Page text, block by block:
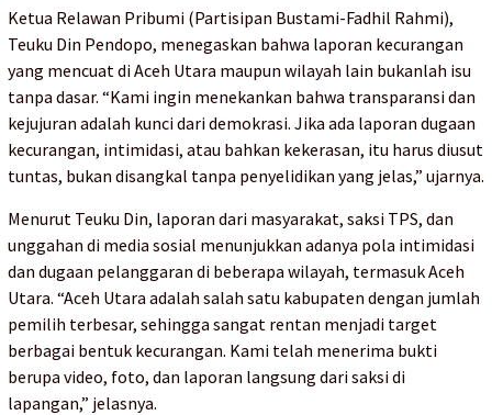
Ketua Relawan Pribumi (Partisipan Bustami-Fadhil Rahmi),
Teuku Din Pendopo, menegaskan bahwa laporan kecurangan
yang mencuat di Aceh Utara maupun wilayah lain bukanlah isu
tanpa dasar. “Kami ingin menekankan bahwa transparansi dan
kejujuran adalah kunci dari demokrasi. Jika ada laporan dugaan
kecurangan, intimidasi, atau bahkan kekerasan, itu harus diusut
tuntas, bukan disangkal tanpa penyelidikan yang jelas,” ujarnya.
Menurut Teuku Din, laporan dari masyarakat, saksi TPS, dan
unggahan di media sosial menunjukkan adanya pola intimidasi
dan dugaan pelanggaran di beberapa wilayah, termasuk Aceh
Utara. “Aceh Utara adalah salah satu kabupaten dengan jumlah
pemilih terbesar, sehingga sangat rentan menjadi target
berbagai bentuk kecurangan. Kami telah menerima bukti
berupa video, foto, dan laporan langsung dari saksi di
lapangan,” jelasnya.